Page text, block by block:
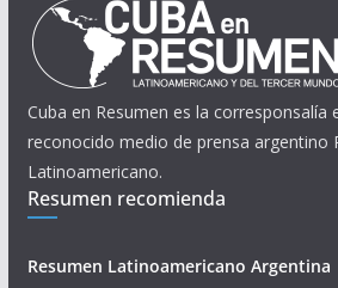
Cuba en Resumen es la corresponsalía
reconocido medio de prensa argentino
Latinoamericano.
Resumen recomienda
Resumen Latinoamericano Argentina